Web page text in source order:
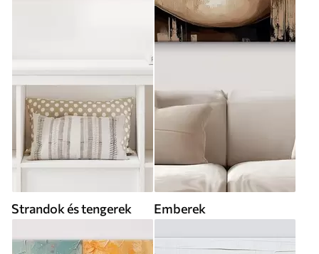
Strandok és tengerek Emberek